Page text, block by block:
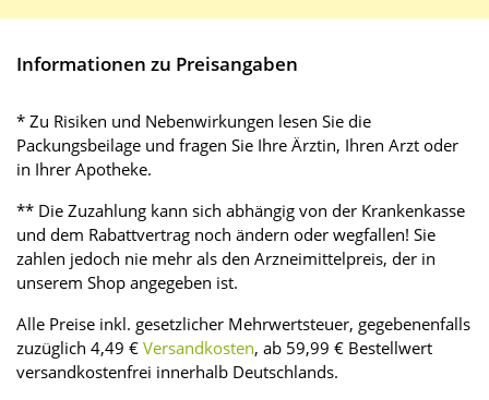
Informationen zu Preisangaben
* Zu Risiken und Nebenwirkungen lesen Sie die
Packungsbeilage und fragen Sie Ihre Ärztin, Ihren Arzt oder
in Ihrer Apotheke.
** Die Zuzahlung kann sich abhängig von der Krankenkasse
und dem Rabattvertrag noch ändern oder wegfallen! Sie
zahlen jedoch nie mehr als den Arzneimittelpreis, der in
unserem Shop angegeben ist.
Alle Preise inkl. gesetzlicher Mehrwertsteuer, gegebenenfalls
zuzüglich 4,49 € Versandkosten, ab 59,99 € Bestellwert
versandkostenfrei innerhalb Deutschlands.